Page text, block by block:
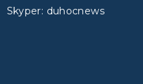
Skyper: duhocnews